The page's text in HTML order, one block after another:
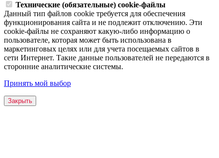
Технические (обязательные) cookie-файлы
Данный тип файлов cookie требуется для обеспечения
функционирования сайта и не подлежит отключению. Эти
сookie-файлы не сохраняют какую-либо информацию о
пользователе, которая может быть использована в
маркетинговых целях или для учета посещаемых сайтов в
сети Интернет. Такие данные пользователей не передаются в
сторонние аналитические системы.
Принять мой выбор
Закрыть